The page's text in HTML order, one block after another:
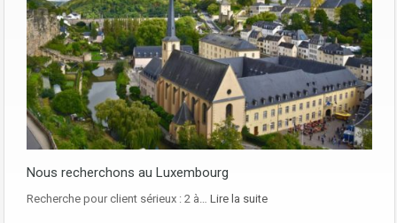
Nous recherchons au Luxembourg
Recherche pour client sérieux : 2 à… Lire la suite